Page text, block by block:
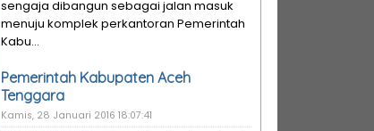
sengaja dibangun sebagai jalan masuk
menuju komplek perkantoran Pemerintah
Kabu...
Pemerintah Kabupaten Aceh
Tenggara
Kamis, 28 Januari 2016 18:07:41